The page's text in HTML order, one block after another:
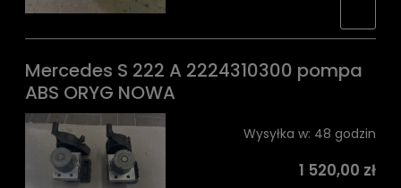
Mercedes S 222 A 2224310300 pompa
ABS ORYG NOWA
Wysyłka w: 48 godzin
1 520,00 zł